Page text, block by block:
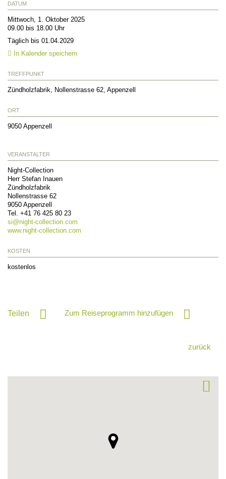
DATUM
Mittwoch, 1. Oktober 2025
09.00 bis 18.00 Uhr
Täglich bis 01.04.2029
In Kalender speichern
TREFFPUNKT
Zündholzfabrik, Nollenstrasse 62, Appenzell
ORT
9050 Appenzell
VERANSTALTER
Night-Collection
Herr Stefan Inauen
Zündholzfabrik
Nollenstrasse 62
9050 Appenzell
Tel. +41 76 425 80 23
si@night-collection.com
www.night-collection.com
KOSTEN
kostenlos
Teilen Zum Reiseprogramm hinzufügen
zurück